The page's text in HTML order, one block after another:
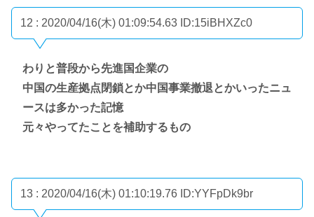
12 : 2020/04/16(木) 01:09:54.63 ID:15iBHXZc0
わりと普段から先進国企業の
中国の生産拠点閉鎖とか中国事業撤退とかいったニュ
ースは多かった記憶
元々やってたことを補助するもの
13 : 2020/04/16(木) 01:10:19.76 ID:YYFpDk9br